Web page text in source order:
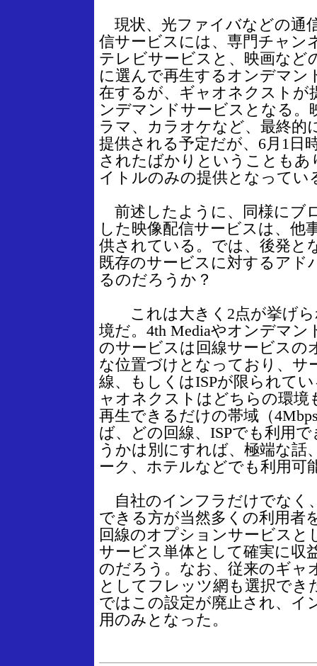
現状、光ファイバなどの通
信サービスには、専門チャン
テレビサービスと、映画など
に選んで再生するオンデマン
在するが、ギャオネクストが
ンデマンドサービスとなる。
ラマ、カラオケなど、最終的
提供される予定だが、6月1日
されたばかりということもあ
イトルのみの提供となってい
前述したように、同様にブ
した映像配信サービスは、他
供されている。では、後発と
既存のサービスに対するアド
るのだろうか？
これは大きく2点が挙げら
境だ。4th Mediaやオンデマ
のサービスは回線サービスの
な位置づけとなっており、サ
線、もしくはISPが限られて
ャオネクストはどちらの環境
再生できるだけの帯域（
ば、どの回線、ISPでも利用
うかは別にすれば、極端な話
ーク、ホテルなどでも利用可
自社のインフラだけでなく
できる方が当然多くの利用者
回線のオプションサービスと
サービス単体として確実に収
のだろう。なお、従来のギャ
としてフレッツ網も選択でき
ではこの設定が廃止され、イ
用のみとなった。